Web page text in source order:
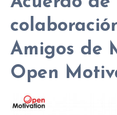
Amigos de
Open